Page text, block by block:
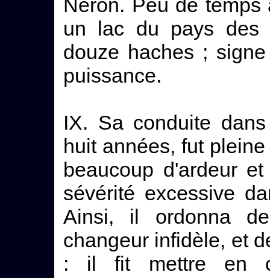
Néron. Peu de
un lac du pays des
douze haches ;
puissance.
IX. Sa conduite
huit années, fut
beaucoup d'ardeur
sévérité excessive
Ainsi, il ordonna
changeur infidèle, et
: il fit mettre en